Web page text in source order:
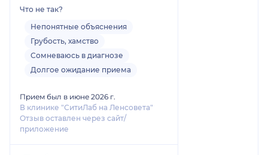
то не могу его найти.. ну всё,
одеваетесь». Как можно
расшифровать это, на Ваш
взгляд? Врач хамит, говорит
неуместные шутки. Это формат
бесплатной поликлиники. Уже
не говоря про то, что своей
записи я ждала целый час. Не
рекомендую врача
Что не так?
Непонятные объяснения
Грубость, хамство
Сомневаюсь в диагнозе
Долгое ожидание приема
Прием был в июне 2026 г.
В клинике "СитиЛаб на Ленсовета"
Отзыв оставлен через сайт/
приложение